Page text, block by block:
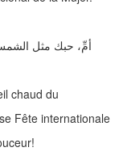
أمِّ، حبك مثل
chaud du
Fête internationale